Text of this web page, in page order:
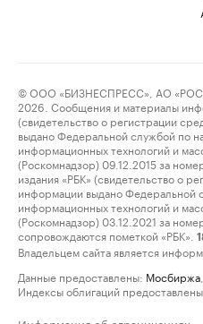
© ООО «БИЗНЕСПРЕСС», АО
2026. Сообщения и материалы
(свидетельство о регистрации
выдано Федеральной службой по
информационных технологий и
(Роскомнадзор) 09.12.2015 за
издания «РБК» (свидетельство о
информации выдано Федеральной
информационных технологий и
(Роскомнадзор) 03.12.2021 за
сопровождаются пометкой «РБК».
Владельцем сайта является
Данные предоставлены: Мосбиржа
Индексы облигаций